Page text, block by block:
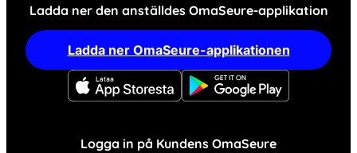
Ladda ner den anställdes OmaSeure-applikation
Ladda ner OmaSeure-applikationen
Logga in på Kundens OmaSeure